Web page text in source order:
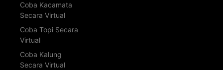
Coba Kacamata
Secara Virtual
Coba Topi Secara
Virtual
Coba Kalung
Secara Virtual